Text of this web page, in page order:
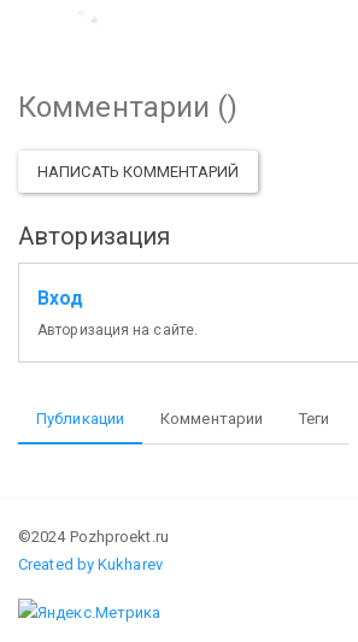
Комментарии ()
НАПИСАТЬ КОММЕНТАРИЙ
Авторизация
Вход
Авторизация на сайте.
Публикации Комментарии Теги
©2024 Pozhproekt.ru
Created by Kukharev